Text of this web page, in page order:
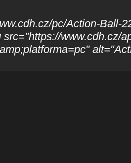
pc/Action-Ball-
www.cdh.cz/